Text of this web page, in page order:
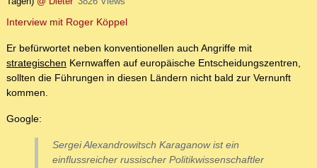
Interview mit Roger Köppel
Er befürwortet neben konventionellen auch Angriffe mit
strategischen Kernwaffen auf europäische Entscheidungszentren,
sollten die Führungen in diesen Ländern nicht bald zur Vernunft
kommen.
Google:
Sergei Alexandrowitsch Karaganow ist ein
einflussreicher russischer Politikwissenschaftler